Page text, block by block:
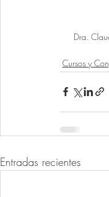
Dra.
Cursos y
Entradas recientes